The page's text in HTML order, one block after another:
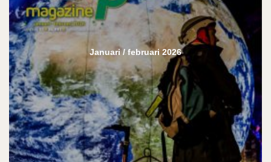
Januari / februari 2026